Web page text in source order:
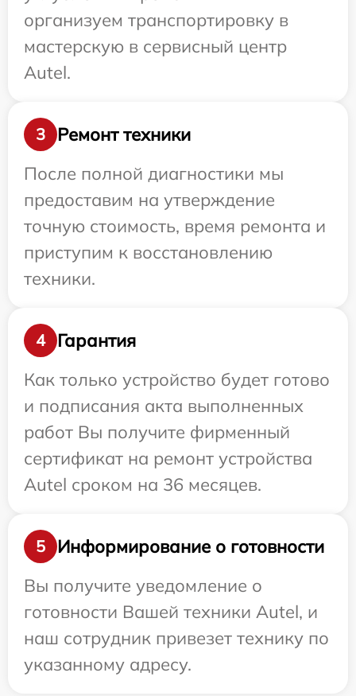
организуем транспортировку в
мастерскую в сервисный центр
Autel.
3
Ремонт техники
После полной диагностики мы
предоставим на утверждение
точную стоимость, время ремонта и
приступим к восстановлению
техники.
4
Гарантия
Как только устройство будет готово
и подписания акта выполненных
работ Вы получите фирменный
сертификат на ремонт устройства
Autel сроком на 36 месяцев.
5
Информирование о готовности
Вы получите уведомление о
готовности Вашей техники Autel, и
наш сотрудник привезет технику по
указанному адресу.